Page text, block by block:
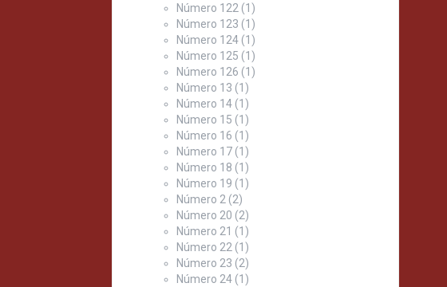
Número 122 (1)
Número 123 (1)
Número 124(1)
Número 125 (1)
Número 126 (1)
Número 13 (1)
Número 14(1)
Número 15 (1)
Número 16 (1)
Número 17(1)
Número 18 (1)
Número 19 (1)
Número 2 (2)
Número 20 (2)
Número 21 (1)
Número 22 (1)
Número 23 (2)
Número 24(1)